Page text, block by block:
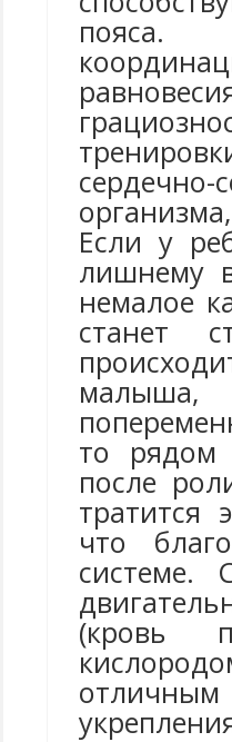
пояса.
Если у
лишнему
немалое
станет
то рядом
после
тратится
что
системе.
(кровь